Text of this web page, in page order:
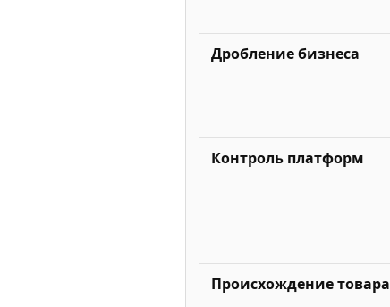
Дробление бизнеса
Контроль платформ
Происхождение товара